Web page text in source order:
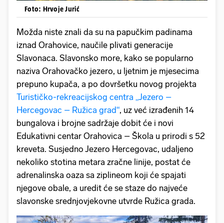
Foto: Hrvoje Jurić
Možda niste znali da su na papučkim padinama
iznad Orahovice, naučile plivati generacije
Slavonaca. Slavonsko more, kako se popularno
naziva Orahovačko jezero, u ljetnim je mjesecima
prepuno kupača, a po dovršetku novog projekta
Turističko-rekreacijskog centra „Jezero –
Hercegovac – Ružica grad“, uz već izrađenih 14
bungalova i brojne sadržaje dobit će i novi
Edukativni centar Orahovica – Škola u prirodi s 52
kreveta. Susjedno Jezero Hercegovac, udaljeno
nekoliko stotina metara zračne linije, postat će
adrenalinska oaza sa ziplineom koji će spajati
njegove obale, a uredit će se staze do najveće
slavonske srednjovjekovne utvrde Ružica grada.